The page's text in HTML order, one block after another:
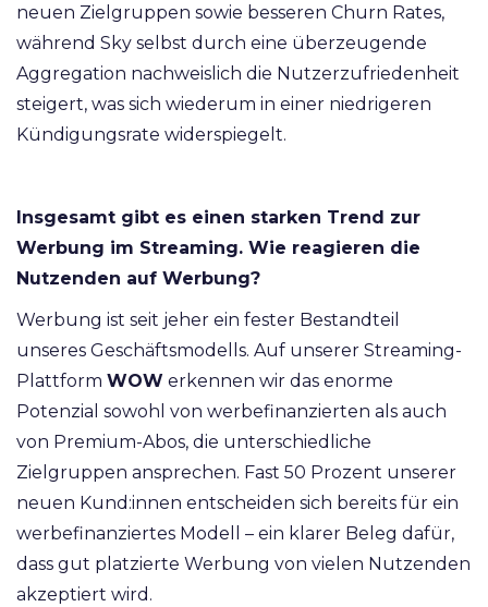
neuen Zielgruppen sowie besseren Churn Rates,
während Sky selbst durch eine überzeugende
Aggregation nachweislich die Nutzerzufriedenheit
steigert, was sich wiederum in einer niedrigeren
Kündigungsrate widerspiegelt.
Insgesamt gibt es einen starken Trend zur
Werbung im Streaming. Wie reagieren die
Nutzenden auf Werbung?
Werbung ist seit jeher ein fester Bestandteil
unseres Geschäftsmodells. Auf unserer Streaming-
Plattform WOW erkennen wir das enorme
Potenzial sowohl von werbefinanzierten als auch
von Premium-Abos, die unterschiedliche
Zielgruppen ansprechen. Fast 50 Prozent unserer
neuen Kund:innen entscheiden sich bereits für ein
werbefinanziertes Modell – ein klarer Beleg dafür,
dass gut platzierte Werbung von vielen Nutzenden
akzeptiert wird.